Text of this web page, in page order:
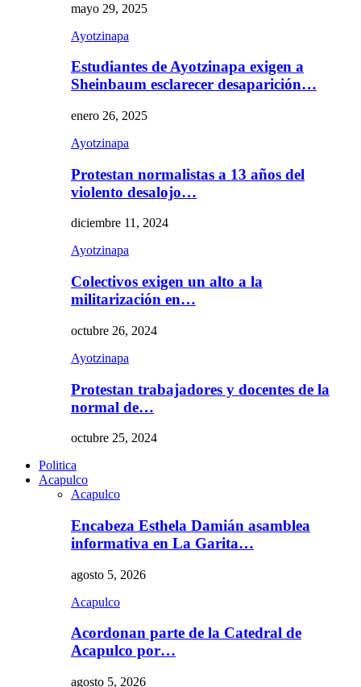
mayo 29, 2025
Ayotzinapa
Estudiantes de Ayotzinapa exigen a
Sheinbaum esclarecer desaparición…
enero 26, 2025
Ayotzinapa
Protestan normalistas a 13 años del
violento desalojo…
diciembre 11, 2024
Ayotzinapa
Colectivos exigen un alto a la
militarización en…
octubre 26, 2024
Ayotzinapa
Protestan trabajadores y docentes de la
normal de…
octubre 25, 2024
Politica
Acapulco
Acapulco
Encabeza Esthela Damián asamblea
informativa en La Garita…
agosto 5, 2026
Acapulco
Acordonan parte de la Catedral de
Acapulco por…
agosto 5, 2026